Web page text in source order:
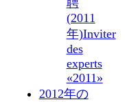
(2011
年)Inviter
des
experts
«2011»
2012年の